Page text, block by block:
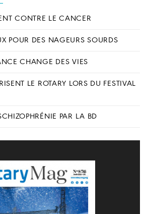
CONTRE LE CANCER
POUR DES NAGEURS SOURDS
CHANGE DES VIES
LE ROTARY LORS DU FESTIVAL
PAR LA BD